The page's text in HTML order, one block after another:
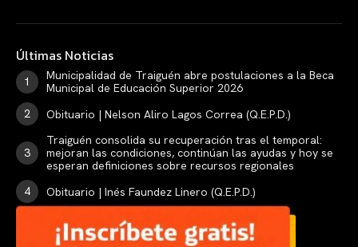
Últimas Noticias
Municipalidad de Traiguén abre postulaciones a la Beca
Municipal de Educación Superior 2026
Obituario | Nelson Aliro Lagos Correa (Q.E.P.D.)
Traiguén consolida su recuperación tras el temporal:
mejoran las condiciones, continúan las ayudas y hoy se
esperan definiciones sobre recursos regionales
Obituario | Inés Faundez Linero (Q.E.P.D.)